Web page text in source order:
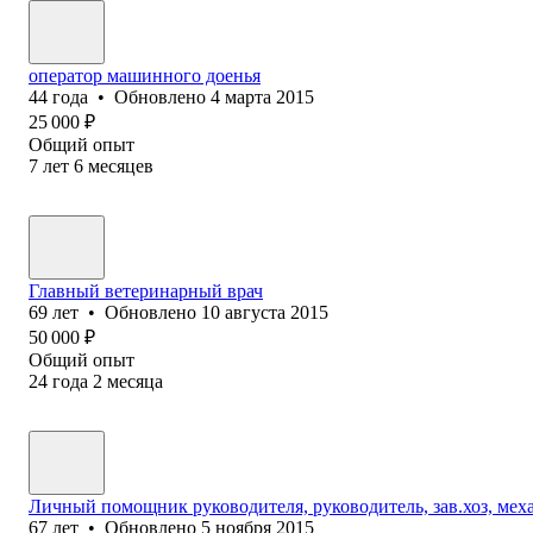
оператор машинного доенья
44 года • Обновлено 4 марта 2015
25 000 ₽
Общий опыт
7 лет 6 месяцев
Главный ветеринарный врач
69 лет • Обновлено 10 августа 2015
50 000 ₽
Общий опыт
24 года 2 месяца
Личный помощник руководителя, руководитель, зав.хоз,
67 лет • Обновлено 5 ноября 2015